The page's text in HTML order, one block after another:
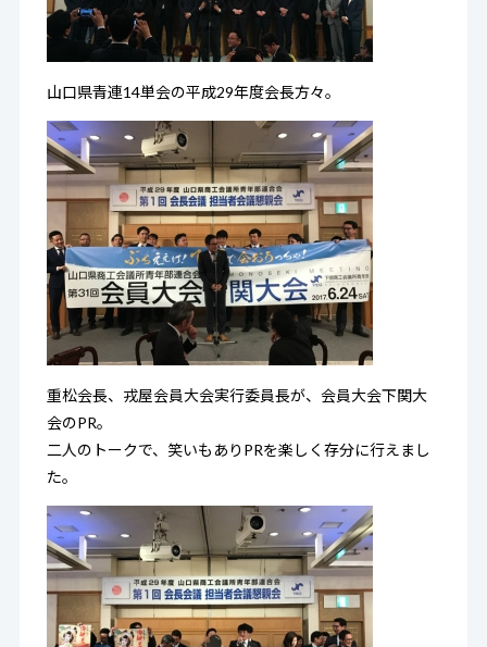
山口県青連14単会の平成29年度会長方々。
重松会長、戎屋会員大会実行委員長が、会員大会下関大
会のPR。
二人のトークで、笑いもありPRを楽しく存分に行えまし
た。